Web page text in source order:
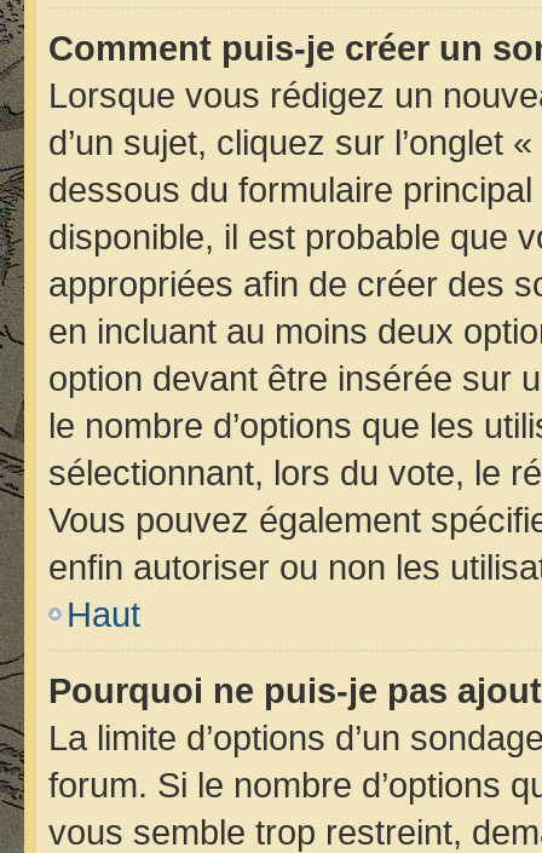
Comment puis-je créer un
Lorsque vous rédigez un
d’un sujet, cliquez sur l’onglet
dessous du formulaire
disponible, il est probable que
appropriées afin de créer des
en incluant au moins deux
option devant être insérée sur
le nombre d’options que les
sélectionnant, lors du vote, le
Vous pouvez également
enfin autoriser ou non les
Haut
Pourquoi ne puis-je pas
La limite d’options d’un
forum. Si le nombre d’options
vous semble trop restreint,